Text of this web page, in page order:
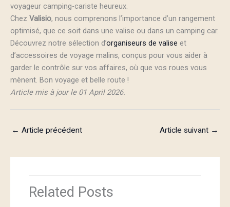
voyageur camping-cariste heureux.
Chez Valisio, nous comprenons l’importance d’un rangement
optimisé, que ce soit dans une valise ou dans un camping car.
Découvrez notre sélection d’organiseurs de valise et
d’accessoires de voyage malins, conçus pour vous aider à
garder le contrôle sur vos affaires, où que vos roues vous
mènent. Bon voyage et belle route !
Article mis à jour le 01 April 2026.
← Article précédent Article suivant →
Related Posts